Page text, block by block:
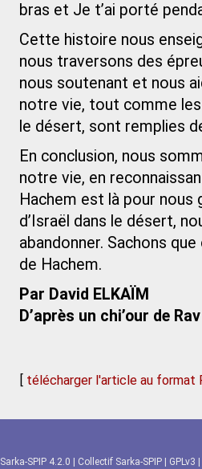
bras et Je t’ai porté
Cette histoire nous
nous traversons des
nous soutenant et nous
notre vie, tout comme
le désert, sont remplies
En conclusion, nous
notre vie, en
Hachem est là pour
d’Israël dans le désert,
abandonner. Sachons
de Hachem.
Par David ELKAÏM
D’après un chi’our de
[ télécharger l'article au format
Sarka-SPIP 4.2.0 Collectif Sarka-SPIP GPLv3